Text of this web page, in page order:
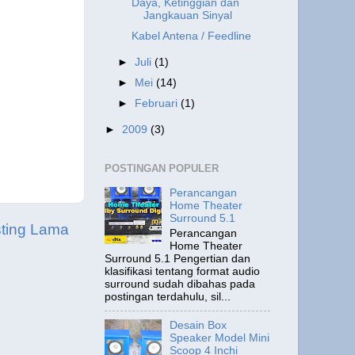
Lama
Daya, Ketinggian dan
Jangkauan Sinyal
Kabel Antena / Feedline
►Juli(1)
►
Mei(14)
►
Februari(1)
► 2009 (3)
POSTINGAN POPULER
Perancangan
Home Theater
Surround 5.1
Perancangan
Home Theater
Surround 5.1 Pengertian dan
klasifikasi tentang format audio
surround sudah dibahas pada
postingan terdahulu, sil...
Desain Box
Speaker Model Mini
Scoop 4 Inchi